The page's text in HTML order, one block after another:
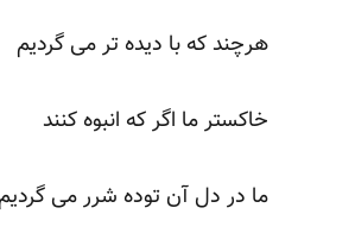
هرچند که با دیده تر می گردیم
خاکستر ما اگر که انبوه کنند
ما در دل آن توده شرر می